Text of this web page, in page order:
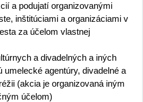
a podujatí organizovanými
inštitúciami a organizáciami v
za účelom vlastnej
a divadelných a iných
agentúry, divadelné a
(akcia je organizovaná iným
účelom)